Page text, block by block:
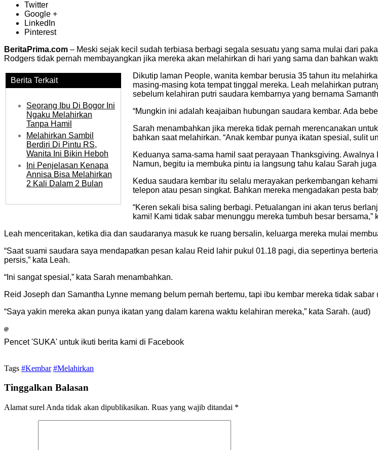
Twitter
Google +
LinkedIn
Pinterest
BeritaPrima.com – Meski sejak kecil sudah terbiasa berbagi segala sesuatu yang sama mulai dari
Rodgers tidak pernah membayangkan jika mereka akan melahirkan di hari yang sama dan bahkan
Berita Terkait
Seorang Ibu Di Bogor Ini
Ngaku Melahirkan
Tanpa Hamil
Melahirkan Sambil
Berdiri Di Pintu RS,
Wanita Ini Bikin Heboh
Ini Penjelasan Kenapa
Annisa Bisa Melahirkan
2 Kali Dalam 2 Bulan
Dikutip laman People, wanita kembar berusia 35 tahun itu
masing-masing kota tempat tinggal mereka. Leah melahirkan
sebelum kelahiran putri saudara kembarnya yang bernama
“Mungkin ini adalah keajaiban hubungan saudara kembar. Ada
Sarah menambahkan jika mereka tidak pernah merencanakan
bahkan saat melahirkan. “Anak kembar punya ikatan spesial, sulit
Keduanya sama-sama hamil saat perayaan Thanksgiving.
Namun, begitu ia membuka pintu ia langsung tahu kalau Sarah
Kedua saudara kembar itu selalu merayakan perkembangan
telepon atau pesan singkat. Bahkan mereka mengadakan pesta
“Keren sekali bisa saling berbagi. Petualangan ini akan terus
kami! Kami tidak sabar menunggu mereka tumbuh besar bersama,”
Leah menceritakan, ketika dia dan saudaranya masuk ke ruang bersalin, keluarga mereka mulai
“Saat suami saudara saya mendapatkan pesan kalau Reid lahir pukul 01.18 pagi, dia sepertinya
persis,” kata Leah.
“Ini sangat spesial,” kata Sarah menambahkan.
Reid Joseph dan Samantha Lynne memang belum pernah bertemu, tapi ibu kembar mereka tidak
“Saya yakin mereka akan punya ikatan yang dalam karena waktu kelahiran mereka,” kata Sarah. (aud)
Pencet 'SUKA' untuk ikuti berita kami di Facebook
Tags #Kembar #Melahirkan
Tinggalkan Balasan
Alamat surel Anda tidak akan dipublikasikan. Ruas yang wajib ditandai *